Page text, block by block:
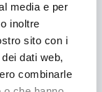
media e per
inoltre
sito con i
dati web,
combinarle